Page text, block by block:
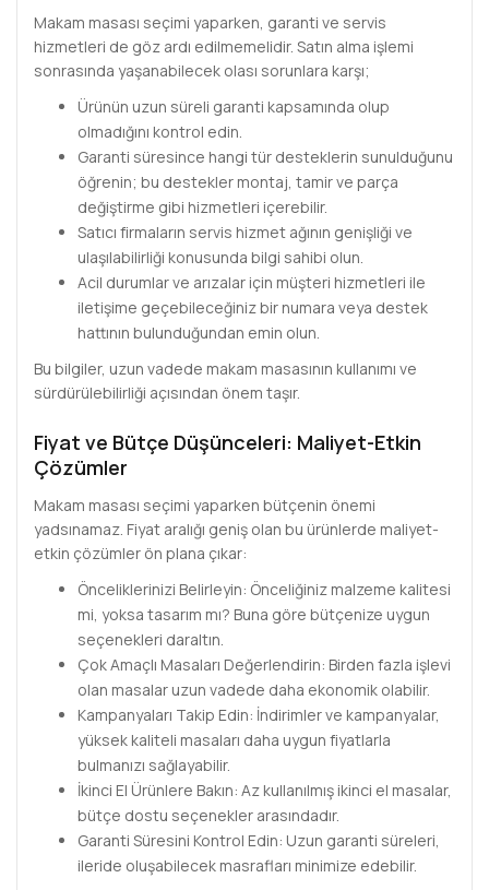
Makam masası seçimi yaparken, garanti ve servis
hizmetleri de göz ardı edilmemelidir. Satın alma işlemi
sonrasında yaşanabilecek olası sorunlara karşı;
Ürünün uzun süreli garanti kapsamında olup
olmadığını kontrol edin.
Garanti süresince hangi tür desteklerin sunulduğunu
öğrenin; bu destekler montaj, tamir ve parça
değiştirme gibi hizmetleri içerebilir.
Satıcı firmaların servis hizmet ağının genişliği ve
ulaşılabilirliği konusunda bilgi sahibi olun.
Acil durumlar ve arızalar için müşteri hizmetleri ile
iletişime geçebileceğiniz bir numara veya destek
hattının bulunduğundan emin olun.
Bu bilgiler, uzun vadede makam masasının kullanımı ve
sürdürülebilirliği açısından önem taşır.
Fiyat ve Bütçe Düşünceleri: Maliyet-Etkin
Çözümler
Makam masası seçimi yaparken bütçenin önemi
yadsınamaz. Fiyat aralığı geniş olan bu ürünlerde maliyet-
etkin çözümler ön plana çıkar:
Önceliklerinizi Belirleyin: Önceliğiniz malzeme kalitesi
mi, yoksa tasarım mı? Buna göre bütçenize uygun
seçenekleri daraltın.
Çok Amaçlı Masaları Değerlendirin: Birden fazla işlevi
olan masalar uzun vadede daha ekonomik olabilir.
Kampanyaları Takip Edin: İndirimler ve kampanyalar,
yüksek kaliteli masaları daha uygun fiyatlarla
bulmanızı sağlayabilir.
İkinci El Ürünlere Bakın: Az kullanılmış ikinci el masalar,
bütçe dostu seçenekler arasındadır.
Garanti Süresini Kontrol Edin: Uzun garanti süreleri,
ileride oluşabilecek masrafları minimize edebilir.